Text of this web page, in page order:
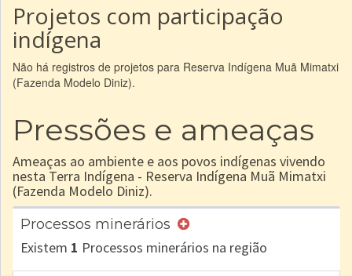
Projetos com participação
indígena
Não há registros de projetos para Reserva Indígena Muã Mimatxi
(Fazenda Modelo Diniz).
Pressões e ameaças
Ameaças ao ambiente e aos povos indígenas vivendo
nesta Terra Indígena - Reserva Indígena Muã Mimatxi
(Fazenda Modelo Diniz).
Processos minerários
Existem 1 Processos minerários na região